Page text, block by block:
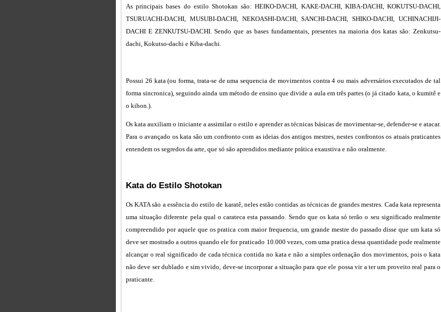
As principais bases do estilo Shotokan são: HEIKO-DACHI, KAKE-DACHI, KIBA-DACHI, KOKUTSU-DACHI,
TSURUACHI-DACHI, MUSUBI-DACHI, NEKOASHI-DACHI, SANCHI-DACHI, SHIKO-DACHI, UCHINACHIJI-
DACHI E ZENKUTSU-DACHI. Sendo que as bases fundamentais, presentes na maioria dos katas são: Zenkutsu-
dachi, Kokutso-dachi e Kiba-dachi.
Possui 26 kata (ou forma, trata-se de uma sequencia de movimentos contra 4 ou mais adversários executados de tal
forma sincronica), seguindo ainda um método de ensino que divide a aula em três partes (o já citado kata, o kumitê e
o kihon.).
Os kata auxiliam o iniciante a assimilar o estilo e aprender as técnicas básicas de movimentar-se, defender-se e atacar.
Para o avançado os kata são um confronto com as ideias dos antigos mestres, nestes confrontos os atuais praticantes
entendem os segredos da arte, que só são aprendidos mediante prática exaustiva e não oralmente.
Kata do Estilo Shotokan
Os KATA são a essência do estilo de karatê, neles estão contidas as técnicas de grandes mestres. Cada kata representa
uma situação diferente pela qual o carateca esta passando. Sendo que os kata só terão o seu significado realmente
compreendido por aquele que os pratica com maior frequencia, um grande mestre do passado disse que um kata só
deve ser mostrado a outros quando ele for praticado 10.000 vezes, com uma pratica dessa quantidade pode realmente
alcançar o real significado de cada técnica contida no kata e não a simples ordenação dos movimentos, pois o kata
não deve ser dublado e sim vivido, deve-se incorporar a situação para que ele possa vir a ter um proveito real para o
praticante.